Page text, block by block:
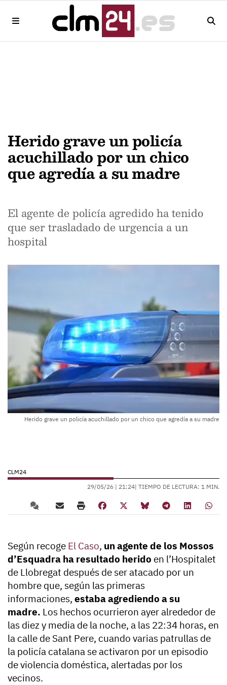
Herido grave un policía
acuchillado por un chico
que agredía a su madre
El agente de policía agredido ha tenido
que ser trasladado de urgencia a un
hospital
Herido grave un policía acuchillado por un chico que agredía a su madre
CLM24
29/05/26 | 21:24| TIEMPO DE LECTURA: 1 MIN.
Según recoge El Caso, un agente de los Mossos
d’Esquadra ha resultado herido en l’Hospitalet
de Llobregat después de ser atacado por un
hombre que, según las primeras
informaciones, estaba agrediendo a su
madre. Los hechos ocurrieron ayer alrededor de
las diez y media de la noche, a las 22:34 horas, en
la calle de Sant Pere, cuando varias patrullas de
la policía catalana se activaron por un episodio
de violencia doméstica, alertadas por los
vecinos.